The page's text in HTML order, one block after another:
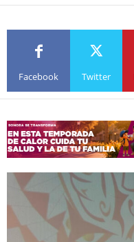
Facebook Twitter